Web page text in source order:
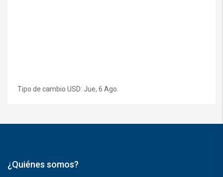
Tipo de cambio USD: Jue, 6 Ago.
¿Quiénes somos?